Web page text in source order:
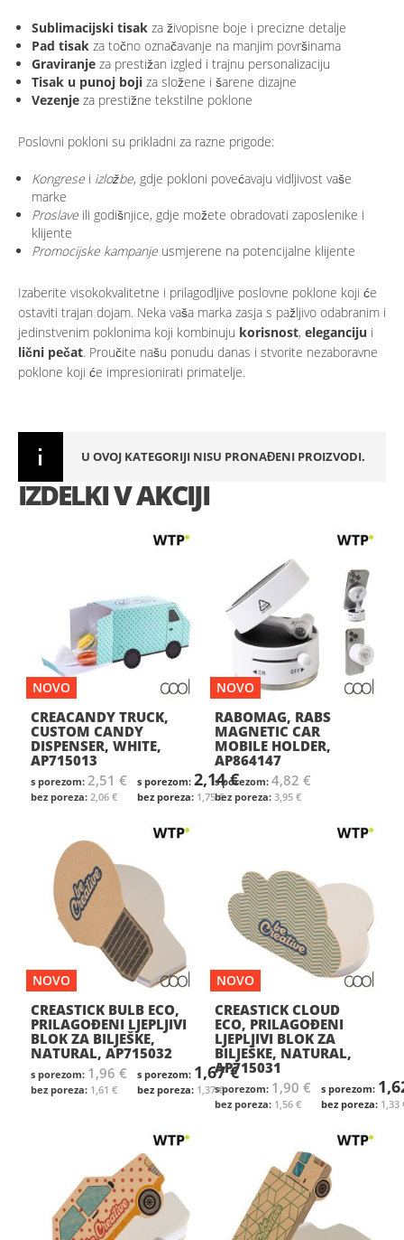
Sublimacijski tisak za živopisne boje i precizne detalje
Pad tisak za točno označavanje na manjim površinama
Graviranje za prestižan izgled i trajnu personalizaciju
Tisak u punoj boji za složene i šarene dizajne
Vezenje za prestižne tekstilne poklone
Poslovni pokloni su prikladni za razne prigode:
Kongrese i izložbe, gdje pokloni povećavaju vidljivost vaše
marke
Proslave ili godišnjice, gdje možete obradovati zaposlenike i
klijente
Promocijske kampanje usmjerene na potencijalne klijente
Izaberite visokokvalitetne i prilagodljive poslovne poklone koji će
ostaviti trajan dojam. Neka vaša marka zasja s pažljivo odabranim i
jedinstvenim poklonima koji kombinuju korisnost, eleganciju i
lični pečat. Proučite našu ponudu danas i stvorite nezaboravne
poklone koji će impresionirati primatelje.
U OVOJ KATEGORIJI NISU PRONAĐENI PROIZVODI.
IZDELKI V AKCIJI
NOVO
CREACANDY TRUCK,
CUSTOM CANDY
DISPENSER, WHITE,
AP715013
2,51 €
2,06 €
2,14 €
1,75 €
NOVO
RABOMAG, RABS
MAGNETIC CAR
MOBILE HOLDER,
AP864147
4,82 €
3,95 €
NOVO
CREASTICK BULB ECO,
PRILAGOĐENI LJEPLJIVI
BLOK ZA BILJEŠKE,
NATURAL, AP715032
1,96 €
1,61 €
1,67 €
1,37 €
NOVO
CREASTICK CLOUD
ECO, PRILAGOĐENI
LJEPLJIVI BLOK ZA
BILJEŠKE, NATURAL,
AP715031
1,90 €
1,56 € 1,33